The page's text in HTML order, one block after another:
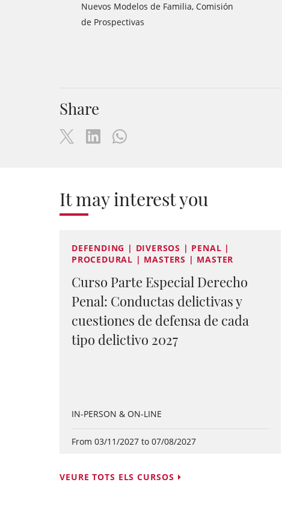
Nuevos Modelos de Familia, Comisión
de Prospectivas
Share
It may interest you
DEFENDING | DIVERSOS | PENAL |
PROCEDURAL | MASTERS | MASTER
Curso Parte Especial Derecho
Penal: Conductas delictivas y
cuestiones de defensa de cada
tipo delictivo 2027
IN-PERSON & ON-LINE
From 03/11/2027 to 07/08/2027
VEURE TOTS ELS CURSOS